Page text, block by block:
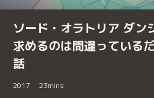
ソード・オラトリア ダン
求めるのは間違っている
話
2017 23mins